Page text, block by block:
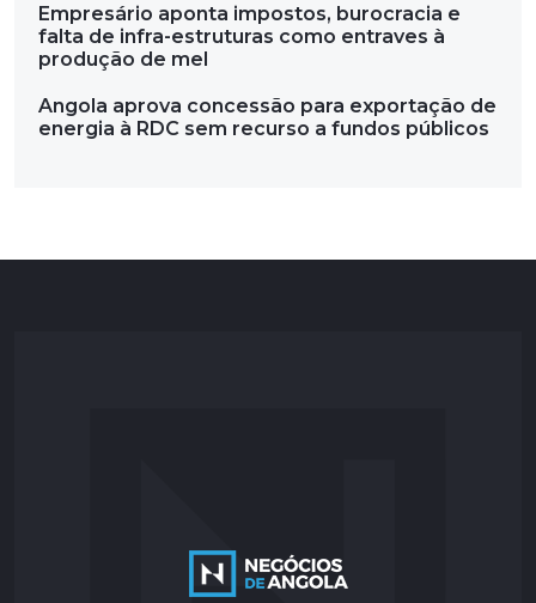
Empresário aponta impostos, burocracia e
falta de infra-estruturas como entraves à
produção de mel
Angola aprova concessão para exportação de
energia à RDC sem recurso a fundos públicos